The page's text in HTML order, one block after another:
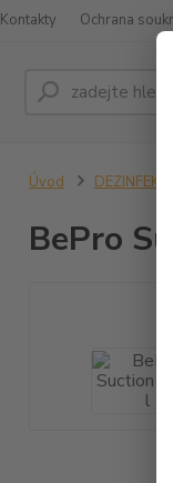
Kontakty Ochrana
Úvod DEZINFEKCE
BePro